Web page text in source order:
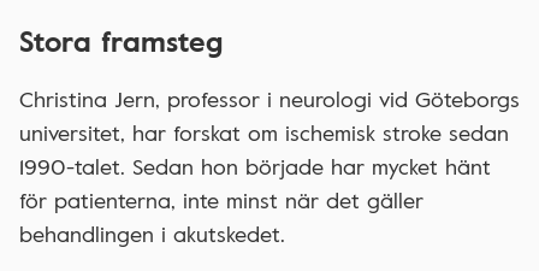
Stora framsteg
Christina Jern, professor i neurologi vid Göteborgs
universitet, har forskat om ischemisk stroke sedan
1990-talet. Sedan hon började har mycket hänt
för patienterna, inte minst när det gäller
behandlingen i akutskedet.